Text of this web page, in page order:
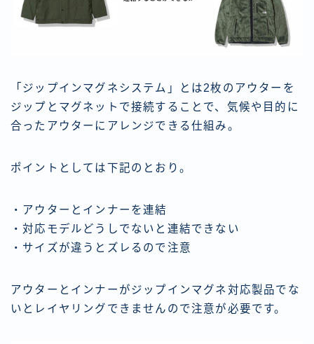
「ジップインマグネシステム」とは2枚のアウターを
ジップとマグネットで接続することで、気候や目的に
合ったアウターにアレンジできる仕組み。
ポイントとしては下記のとおり。
・アウターとインナーを連結
・対応モデルどうしでないと連結できない
・サイズが違うとズレるので注意
アウターとインナーがジップインマグネ対応製品でな
いとレイヤリングできませんので注意が必要です。